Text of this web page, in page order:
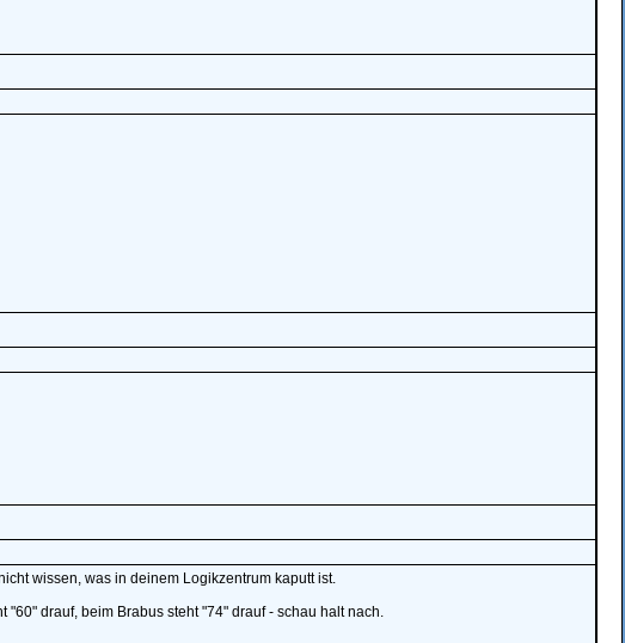
wissen, was in deinem Logikzentrum kaputt ist.
"60" drauf, beim Brabus steht "74" drauf - schau halt nach.